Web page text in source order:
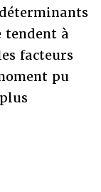
tendent à
facteurs
pu